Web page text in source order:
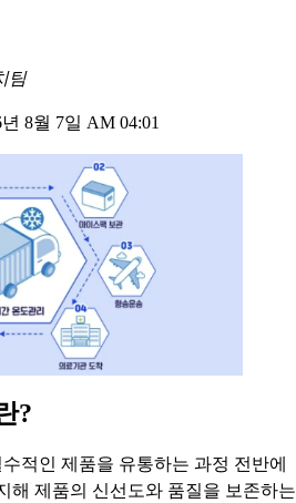
팀
8월 7일 AM 04:01
?
적인 제품을 유통하는 과정 전반에
해 제품의 신선도와 품질을 보존하는